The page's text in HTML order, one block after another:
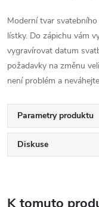
Moderní tvar
lístky. Do zápichu vám
vygravírovat datum
požadavky na změnu
není problém a
Parametry produktu
Diskuse
K tomuto